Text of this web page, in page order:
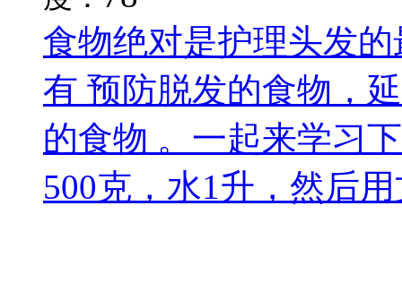
食物绝对是护理头发
有 预防脱发的食物，
的食物 。一起来学习
500克，水1升，然后